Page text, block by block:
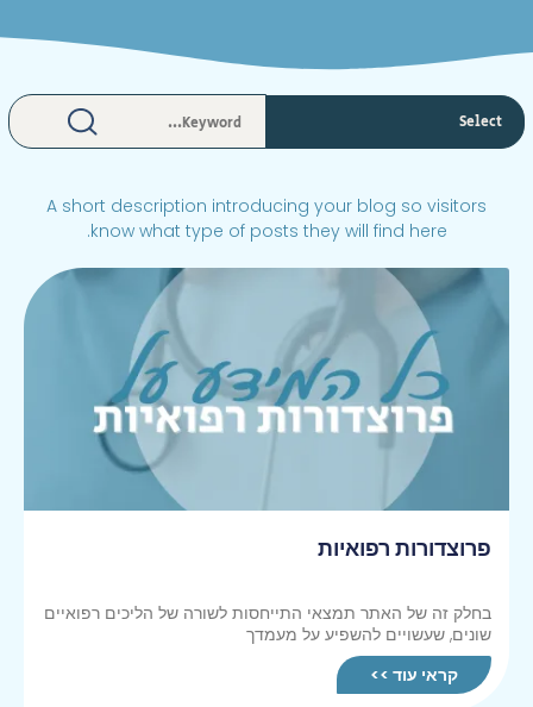
A short description introducing your blog so visitors
know what type of posts they will find here.
פרוצדורות רפואיות
בחלק זה של האתר תמצאי התייחסות לשורה של הליכים רפואיים
שונים, שעשויים להשפיע על מעמדך
קראי עוד >>